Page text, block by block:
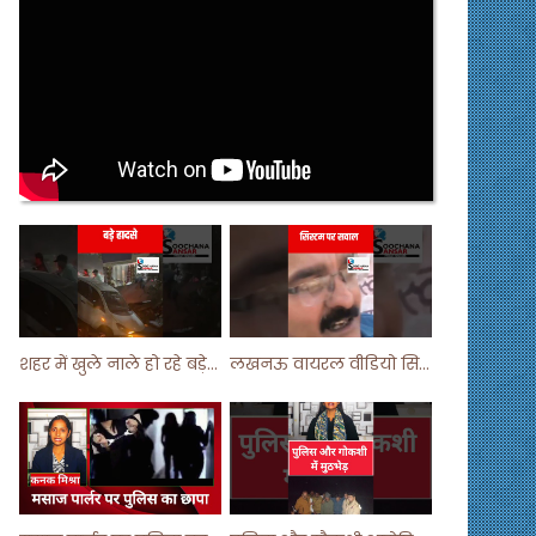
शहर में खुले नाले हो रहे बड़े हादसे ! #shortsvideo #shorts लखनऊ वायरल वीडियो सिस्टम पर सवाल ! #shorts #shortvideo